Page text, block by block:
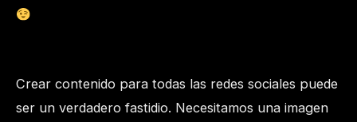
Crear contenido para todas las redes sociales puede
ser un verdadero fastidio. Necesitamos una imagen